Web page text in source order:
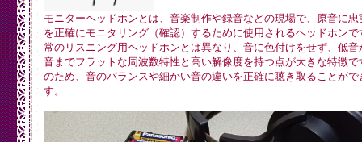
		Serial0.printf("initialization failed!\n");
		while(1);
	}
  if (!(file = SD.open(fileName))) {
		Serial0.printf("%s failed to open!\n", fileName);
    return;
  }
  Serial0.println("Track open");
  Serial0.println("Start MP3 decoding");
モニターヘッドホンとは、音楽制作や録音などの現場で、原音に忠
を正確にモニタリング（確認）するために使用されるヘッドホンで
常のリスニング用ヘッドホンとは異なり、音に色付けをせず、低音
音までフラットな周波数特性と高い解像度を持つ点が大きな特徴で
のため、音のバランスや細かい音の違いを正確に聴き取ることがで
す。